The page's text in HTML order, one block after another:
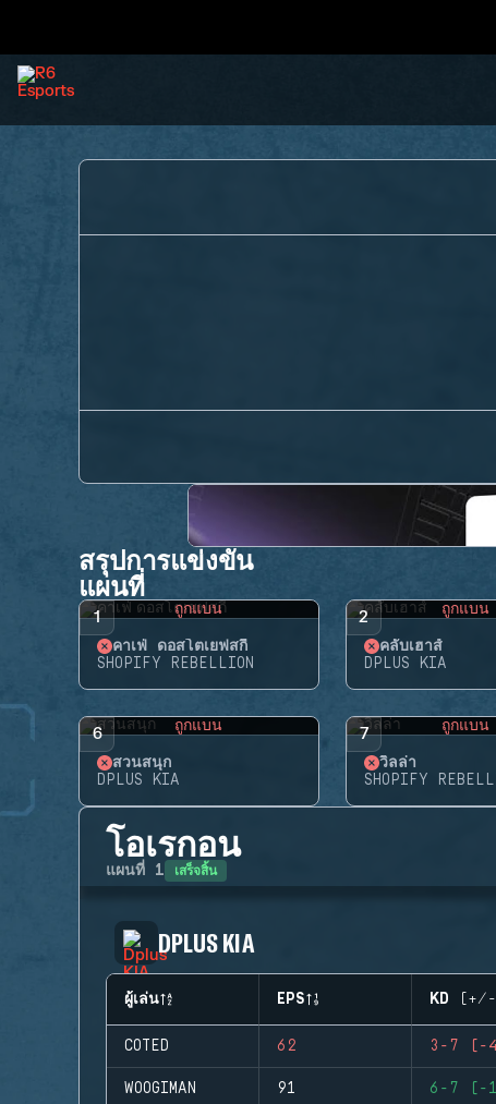
สรุปการแข่งขัน
แผนที่
1 ถูกแบน
คาเฟ่ ดอสโตเยฟสกี้
SHOPIFY REBELLION
2 ถูกแบน
คลับเฮาส์
DPLUS KIA
6 ถูกแบน
สวนสนุก
DPLUS KIA
7 ถูกแบน
วิลล่า
SHOPIFY
โอเรกอน
แผนที่ 1 เสร็จสิ้น
DPLUS KIA
ผู้เล่น EPS KD (+/-)
COTED 62 3-7 (-
WOOGIMAN 91 6-7 (-